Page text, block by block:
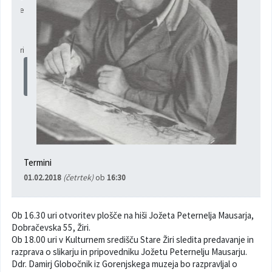
Žiri
Prikaži
na
zemljevidu
Termini
01.02.2018 (četrtek)ob 16:30
Ob 16.30 uri otvoritev plošče na hiši Jožeta Peternelja Mausarja,
Dobračevska 55, Žiri.
Ob 18.00 uri v Kulturnem središču Stare Žiri sledita predavanje in
razprava o slikarju in pripovedniku Jožetu Peternelju Mausarju.
Ddr. Damirj Globočnik iz Gorenjskega muzeja bo razpravljal o
Poslanska pisarna
Občinski časopis
Strateški dokumenti
Občinski prazniki in nagrade
Simboli občine
Lokalne volitve
Projekti
Kultura
Planinstvo in igrišča
Varnost občanov
Kmetijstvo
Gospodarstvo
Širokopasovno omrežje
Invazivke
Videonadzor
Občinska stanovanja
Pogoji za gradnjo